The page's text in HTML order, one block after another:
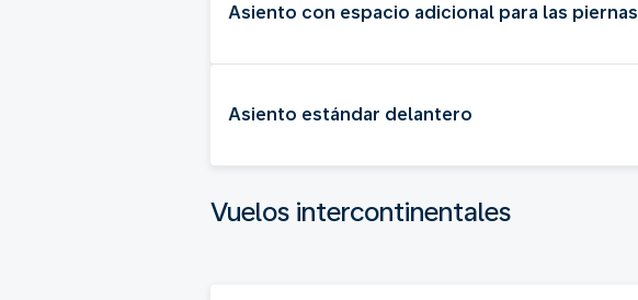
Asiento con espacio adicional para las piernas
Asiento estándar delantero
Vuelos intercontinentales